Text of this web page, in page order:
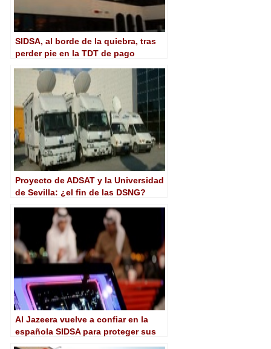
SIDSA, al borde de la quiebra, tras
perder pie en la TDT de pago
Proyecto de ADSAT y la Universidad
de Sevilla: ¿el fin de las DSNG?
Al Jazeera vuelve a confiar en la
española SIDSA para proteger sus